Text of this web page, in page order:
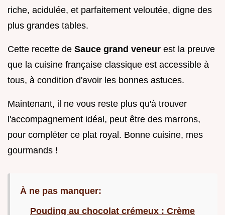
riche, acidulée, et parfaitement veloutée, digne des
plus grandes tables.
Cette recette de Sauce grand veneur est la preuve
que la cuisine française classique est accessible à
tous, à condition d'avoir les bonnes astuces.
Maintenant, il ne vous reste plus qu'à trouver
l'accompagnement idéal, peut être des marrons,
pour compléter ce plat royal. Bonne cuisine, mes
gourmands !
À ne pas manquer:
Pouding au chocolat crémeux : Crème